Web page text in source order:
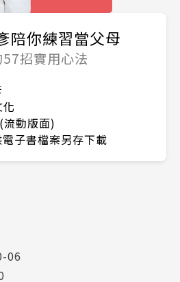
陪你練習當父母
招實用心法
流動版面)
子書檔案另存下載
06